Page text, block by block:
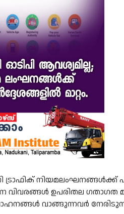
നിയമലംഘനങ്ങൾക്ക്
ഉപരിതല ഗതാഗത
വാങ്ങുന്നവർ